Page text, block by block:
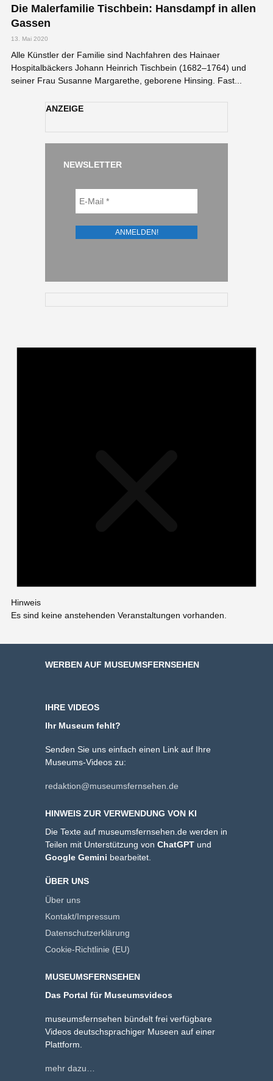
Die Malerfamilie Tischbein: Hansdampf in allen
Gassen
13. Mai 2020
Alle Künstler der Familie sind Nachfahren des Hainaer
Hospitalbäckers Johann Heinrich Tischbein (1682–1764) und
seiner Frau Susanne Margarethe, geborene Hinsing. Fast...
ANZEIGE
NEWSLETTER
Hinweis
Es sind keine anstehenden Veranstaltungen vorhanden.
WERBEN AUF MUSEUMSFERNSEHEN
IHRE VIDEOS
Ihr Museum fehlt?
Senden Sie uns einfach einen Link auf Ihre
Museums-Videos zu:
redaktion@museumsfernsehen.de
HINWEIS ZUR VERWENDUNG VON KI
Die Texte auf museumsfernsehen.de werden in
Teilen mit Unterstützung von ChatGPT und
Google Gemini bearbeitet.
ÜBER UNS
Über uns
Kontakt/Impressum
Datenschutzerklärung
Cookie-Richtlinie (EU)
MUSEUMSFERNSEHEN
Das Portal für Museumsvideos
museumsfernsehen bündelt frei verfügbare
Videos deutschsprachiger Museen auf einer
Plattform.
mehr dazu…